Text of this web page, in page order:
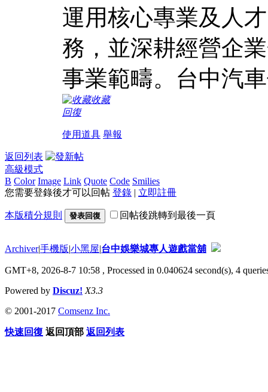
運用核心專業及人
務，並深耕經營企
事業範疇。台中汽
收藏
回復
使用道具 舉報
返回列表
高級模式
B Color Image Link Quote Code Smilies
您需要登錄後才可以回帖 登錄 | 立即註冊
本版積分規則 發表回復 回帖後跳轉到最後一頁
Archiver|手機版|小黑屋|台中娛樂城專人遊戲當舖
GMT+8, 2026-8-7 10:58 , Processed in 0.040624 second(s), 4
Powered by Discuz! X3.3
© 2001-2017 Comsenz Inc.
快速回復 返回頂部 返回列表